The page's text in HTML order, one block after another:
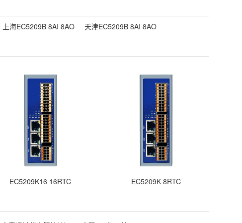
上海EC5209B 8AI 8AO 天津EC5209B 8AI 8AO
EC5209K16 16RTC EC5209K 8RTC